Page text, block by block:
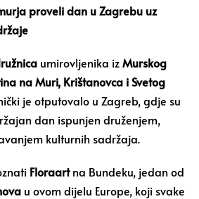
proveli dan u Zagrebu uz
umirovljenika izMurskog
na Muri, Krištanovca i Svetog
je otputovalo u Zagreb, gdje su
dan ispunjen druženjem,
kulturnih sadržaja.
Floraartna Bundeku, jedan od
u ovom dijelu Europe, koji svake